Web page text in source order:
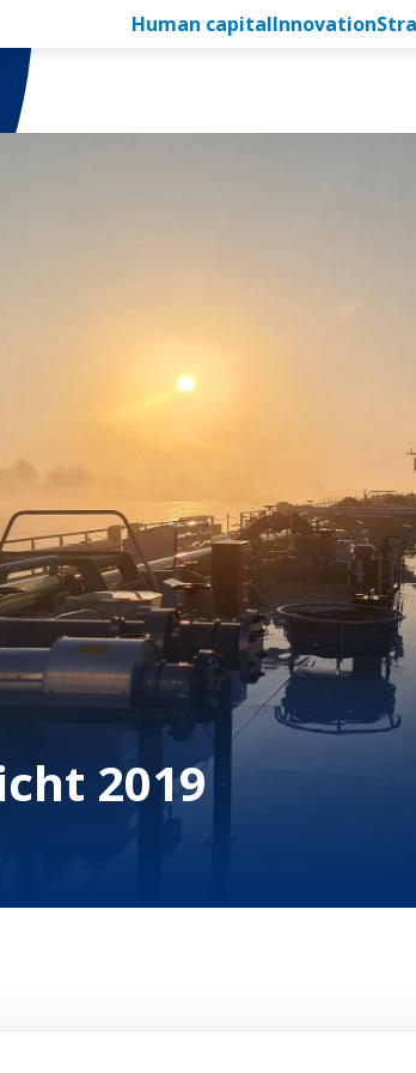
Human capitalInnovation
2019
het Nederlandse maritieme